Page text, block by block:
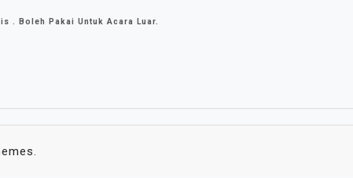
. Boleh Pakai Untuk Acara Luar.